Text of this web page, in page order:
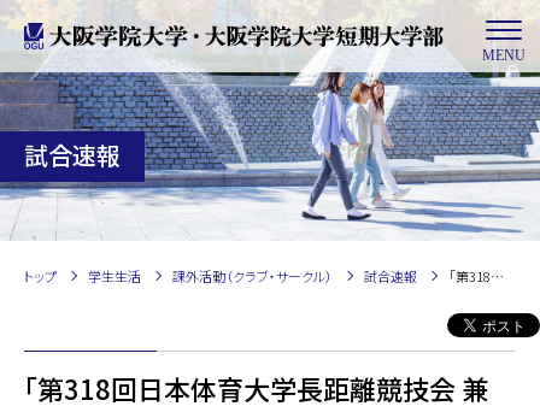
MENU
試合速報
トップ 学生生活 課外活動（クラブ・サークル） 試合速報 「第318回日本体育大学長距離競技会 兼 第13回NITTAIDAI Challenge Games」結果報告
「第318回日本体育大学長距離競技会 兼